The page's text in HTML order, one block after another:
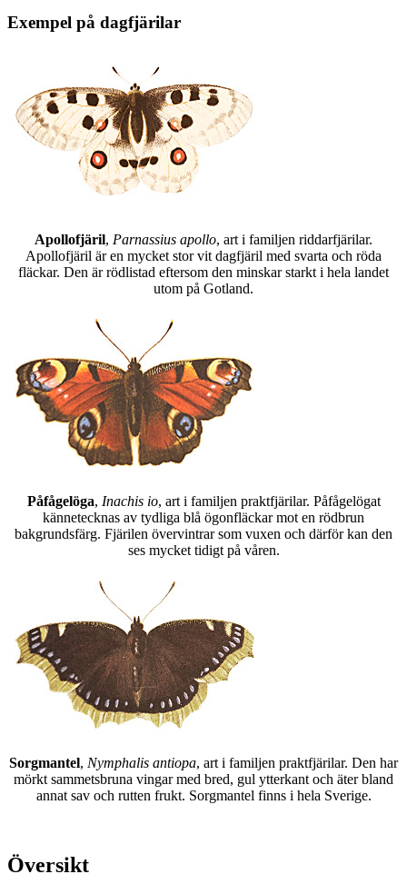
Exempel på dagfjärilar
Apollofjäril, Parnassius apollo, art i familjen riddarfjärilar.
Apollofjäril är en mycket stor vit dagfjäril med svarta och röda
fläckar. Den är rödlistad eftersom den minskar starkt i hela landet
utom på Gotland.
Påfågelöga, Inachis io, art i familjen praktfjärilar. Påfågelögat
kännetecknas av tydliga blå ögonfläckar mot en rödbrun
bakgrundsfärg. Fjärilen övervintrar som vuxen och därför kan den
ses mycket tidigt på våren.
Sorgmantel, Nymphalis antiopa, art i familjen praktfjärilar. Den har
mörkt sammetsbruna vingar med bred, gul ytterkant och äter bland
annat sav och rutten frukt. Sorgmantel finns i hela Sverige.
Översikt